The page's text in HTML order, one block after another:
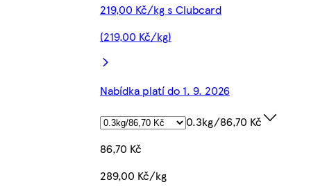
219,00 Kč/kg s Clubcard
(219,00 Kč/kg)
Nabídka platí do 1. 9. 2026
0.3kg/86,70 Kč
86,70 Kč
289,00 Kč/kg